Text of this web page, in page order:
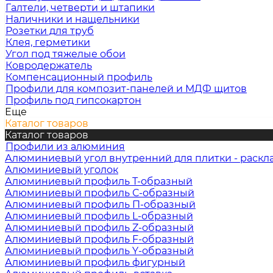
Галтели, четверти и штапики
Наличники и нащельники
Розетки для труб
Клея, герметики
Угол под тяжелые обои
Ковродержатель
Компенсационный профиль
Профили для композит-панелей и МДФ щитов
Профиль под гипсокартон
Еще
Каталог товаров
Каталог товаров
Профили из алюминия
Алюминиевый угол внутренний для плитки -
Алюминиевый уголок
Алюминиевый профиль Т-образный
Алюминиевый профиль С-образный
Алюминиевый профиль П-образный
Алюминиевый профиль L-образный
Алюминиевый профиль Z-образный
Алюминиевый профиль F-образный
Алюминиевый профиль Y-образный
Алюминиевый профиль фигурный